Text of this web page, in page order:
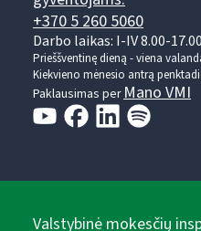
+370 5 260 5060
Darbo laikas: I-IV 8.00-
Prieššventinę dieną - viena
Kiekvieno mėnesio antrą
Paklausimas perMano VMI
Valstybinė mokesčių